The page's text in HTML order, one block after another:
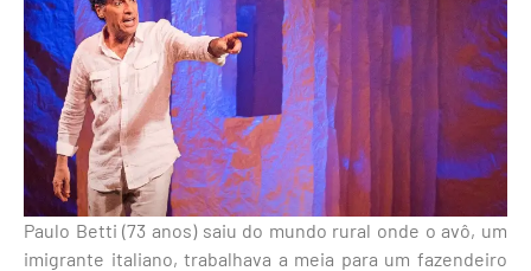
Paulo Betti (73 anos) saiu do mundo rural onde o avô, um
imigrante italiano, trabalhava a meia para um fazendeiro